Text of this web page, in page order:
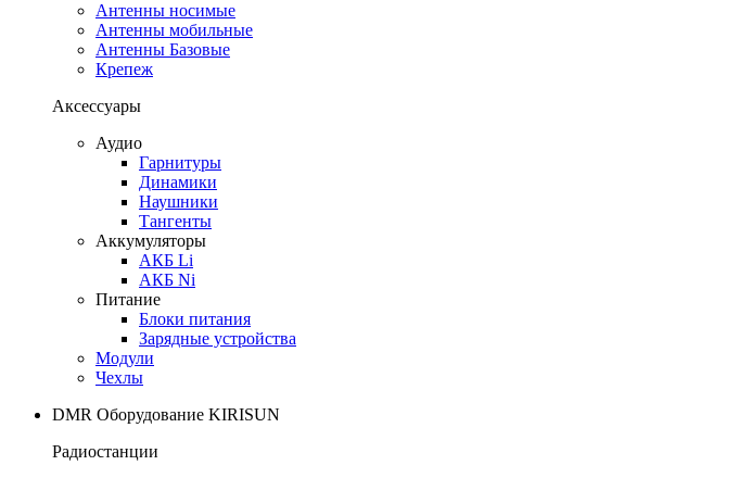
Антенны носимые
Антенны мобильные
Антенны Базовые
Крепеж
Аксессуары
Аудио
Гарнитуры
Динамики
Наушники
Тангенты
Аккумуляторы
АКБ Li
АКБ Ni
Питание
Блоки питания
Зарядные устройства
Модули
Чехлы
DMR Оборудование KIRISUN
Радиостанции